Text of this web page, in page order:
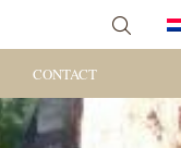
CONTACT